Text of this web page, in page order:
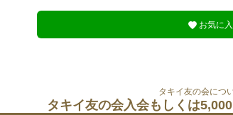
お気に
タキイ友の会につ
タキイ友の会入会もしくは